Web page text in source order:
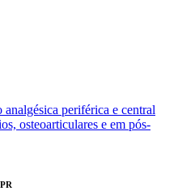
periférica e central
osteoarticulares e em pós-